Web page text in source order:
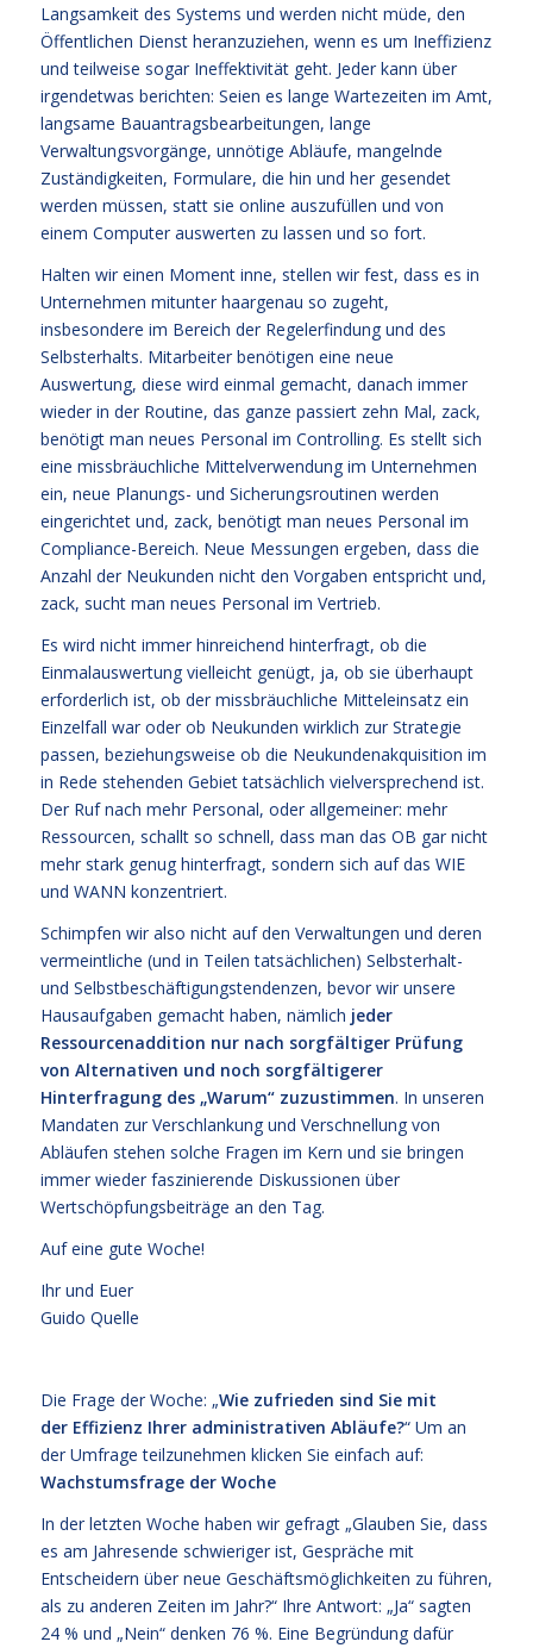
Langsamkeit des Systems und werden nicht müde, den
Öffentlichen Dienst heranzuziehen, wenn es um Ineffizienz
und teilweise sogar Ineffektivität geht. Jeder kann über
irgendetwas berichten: Seien es lange Wartezeiten im Amt,
langsame Bauantragsbearbeitungen, lange
Verwaltungsvorgänge, unnötige Abläufe, mangelnde
Zuständigkeiten, Formulare, die hin und her gesendet
werden müssen, statt sie online auszufüllen und von
einem Computer auswerten zu lassen und so fort.
Halten wir einen Moment inne, stellen wir fest, dass es in
Unternehmen mitunter haargenau so zugeht,
insbesondere im Bereich der Regelerfindung und des
Selbsterhalts. Mitarbeiter benötigen eine neue
Auswertung, diese wird einmal gemacht, danach immer
wieder in der Routine, das ganze passiert zehn Mal, zack,
benötigt man neues Personal im Controlling. Es stellt sich
eine missbräuchliche Mittelverwendung im Unternehmen
ein, neue Planungs- und Sicherungsroutinen werden
eingerichtet und, zack, benötigt man neues Personal im
Compliance-Bereich. Neue Messungen ergeben, dass die
Anzahl der Neukunden nicht den Vorgaben entspricht und,
zack, sucht man neues Personal im Vertrieb.
Es wird nicht immer hinreichend hinterfragt, ob die
Einmalauswertung vielleicht genügt, ja, ob sie überhaupt
erforderlich ist, ob der missbräuchliche Mitteleinsatz ein
Einzelfall war oder ob Neukunden wirklich zur Strategie
passen, beziehungsweise ob die Neukundenakquisition im
in Rede stehenden Gebiet tatsächlich vielversprechend ist.
Der Ruf nach mehr Personal, oder allgemeiner: mehr
Ressourcen, schallt so schnell, dass man das OB gar nicht
mehr stark genug hinterfragt, sondern sich auf das WIE
und WANN konzentriert.
Schimpfen wir also nicht auf den Verwaltungen und deren
vermeintliche (und in Teilen tatsächlichen) Selbsterhalt-
und Selbstbeschäftigungstendenzen, bevor wir unsere
Hausaufgaben gemacht haben, nämlich jeder
Ressourcenaddition nur nach sorgfältiger Prüfung
von Alternativen und noch sorgfältigerer
Hinterfragung des „Warum“ zuzustimmen. In unseren
Mandaten zur Verschlankung und Verschnellung von
Abläufen stehen solche Fragen im Kern und sie bringen
immer wieder faszinierende Diskussionen über
Wertschöpfungsbeiträge an den Tag.
Auf eine gute Woche!
Ihr und Euer
Guido Quelle
Die Frage der Woche: „Wie zufrieden sind Sie mit
der Effizienz Ihrer administrativen Abläufe?“ Um an
der Umfrage teilzunehmen klicken Sie einfach auf:
Wachstumsfrage der Woche
In der letzten Woche haben wir gefragt „Glauben Sie, dass
es am Jahresende schwieriger ist, Gespräche mit
Entscheidern über neue Geschäftsmöglichkeiten zu führen,
als zu anderen Zeiten im Jahr?“ Ihre Antwort: „Ja“ sagten
24 % und „Nein“ denken 76 %. Eine Begründung dafür